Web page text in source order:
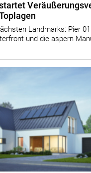
Landmarks: Pier
und die aspern